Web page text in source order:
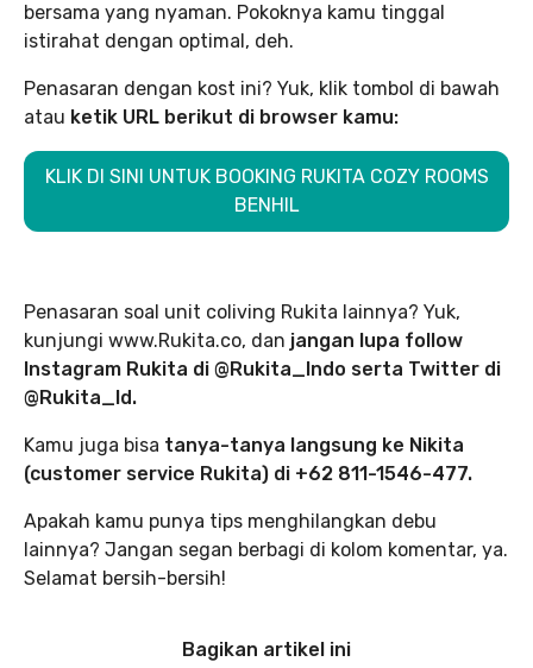
bersama yang nyaman. Pokoknya kamu tinggal
istirahat dengan optimal, deh.
Penasaran dengan kost ini? Yuk, klik tombol di bawah
atau ketik URL berikut di browser kamu:
KLIK DI SINI UNTUK BOOKING RUKITA COZY ROOMS
BENHIL
Penasaran soal unit coliving Rukita lainnya? Yuk,
kunjungi www.Rukita.co, dan jangan lupa follow
Instagram Rukita di @Rukita_Indo serta Twitter di
@Rukita_Id.
Kamu juga bisa tanya-tanya langsung ke Nikita
(customer service Rukita) di +62 811-1546-477.
Apakah kamu punya tips menghilangkan debu
lainnya? Jangan segan berbagi di kolom komentar, ya.
Selamat bersih-bersih!
Bagikan artikel ini